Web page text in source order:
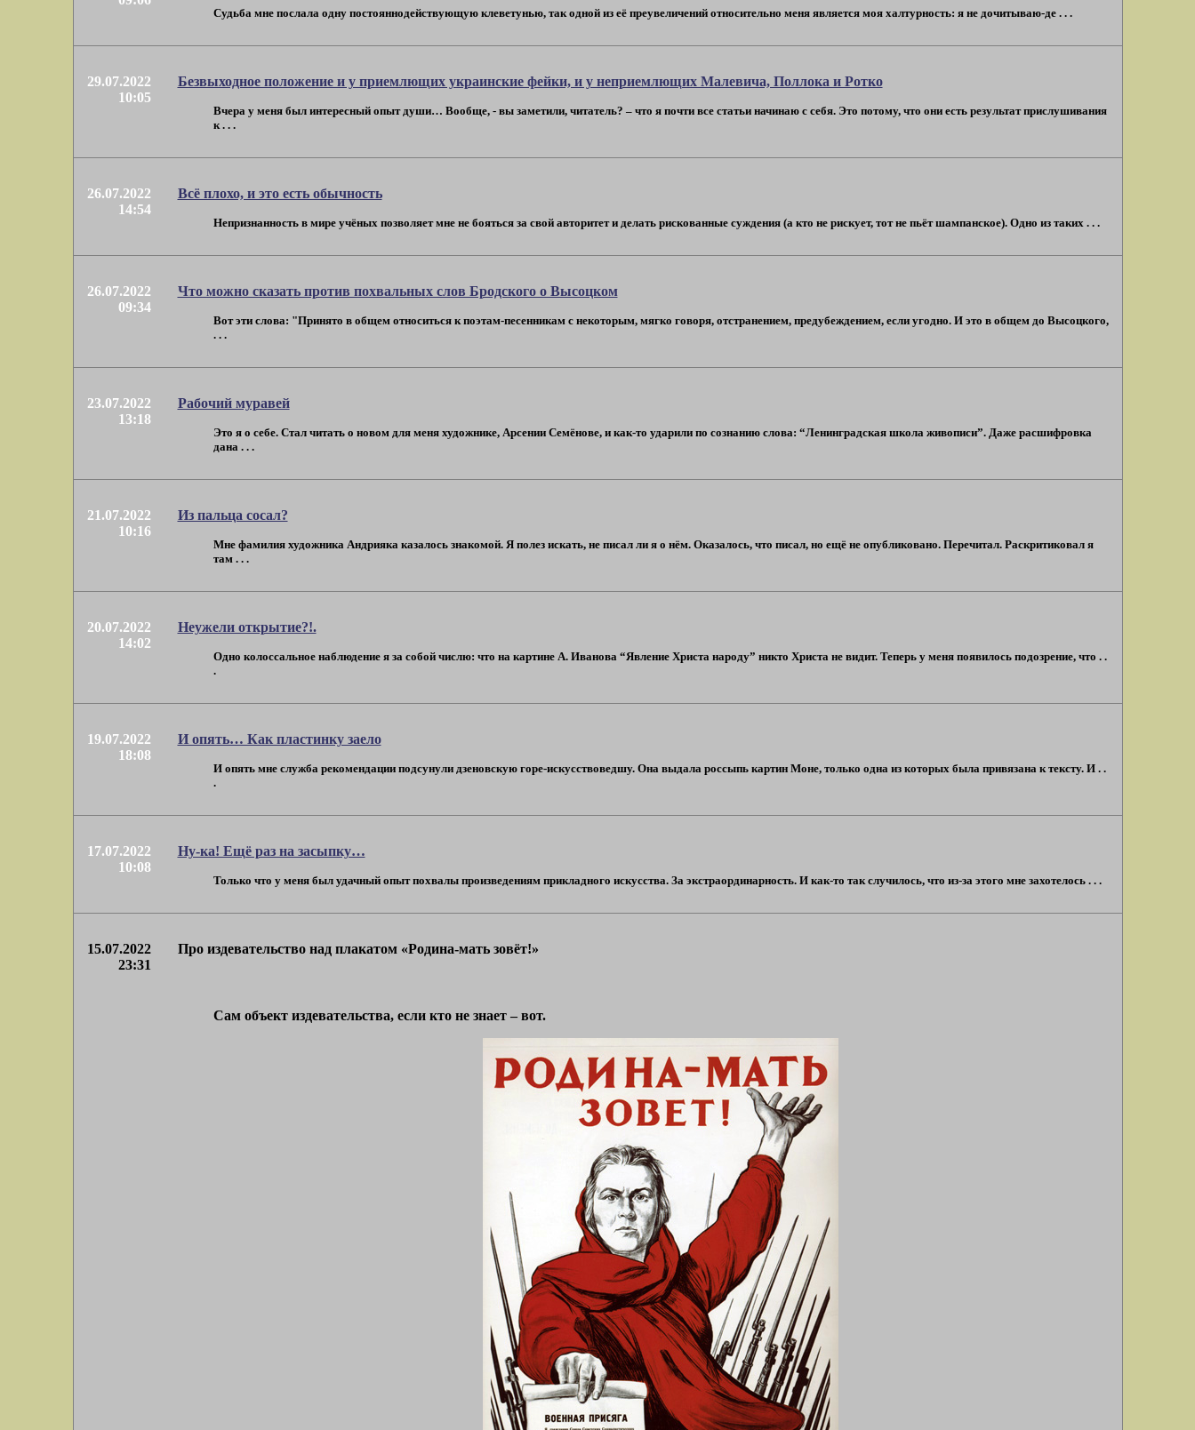
Судьба мне послала одну постояннодействующую клеветунью, так одной из её преувеличений относительно меня является моя халтурность: я не дочитываю-де . . .
29.07.2022
10:05
Безвыходное положение и у приемлющих украинские фейки, и у неприемлющих Малевича, Поллока и Ротко
Вчера у меня был интересный опыт души… Вообще, - вы заметили, читатель? – что я почти все статьи начинаю с себя. Это потому, что они есть результат прислушивания
к . . .
26.07.2022
14:54
Всё плохо, и это есть обычность
Непризнанность в мире учёных позволяет мне не бояться за свой авторитет и делать рискованные суждения (а кто не рискует, тот не пьёт шампанское). Одно из таких . . .
26.07.2022
09:34
Что можно сказать против похвальных слов Бродского о Высоцком
Вот эти слова: "Принято в общем относиться к поэтам-песенникам с некоторым, мягко говоря, отстранением, предубеждением, если угодно. И это в общем до Высоцкого,
. . .
23.07.2022
13:18
Рабочий муравей
Это я о себе. Стал читать о новом для меня художнике, Арсении Семёнове, и как-то ударили по сознанию слова: “Ленинградская школа живописи”. Даже расшифровка
дана . . .
21.07.2022
10:16
Из пальца сосал?
Мне фамилия художника Андрияка казалось знакомой. Я полез искать, не писал ли я о нём. Оказалось, что писал, но ещё не опубликовано. Перечитал. Раскритиковал я
там . . .
20.07.2022
14:02
Неужели открытие?!.
Одно колоссальное наблюдение я за собой числю: что на картине А. Иванова “Явление Христа народу” никто Христа не видит. Теперь у меня появилось подозрение, что . .
.
19.07.2022
18:08
И опять… Как пластинку заело
И опять мне служба рекомендации подсунули дзеновскую горе-искусствоведшу. Она выдала россыпь картин Моне, только одна из которых была привязана к тексту. И . .
.
17.07.2022
10:08
Ну-ка! Ещё раз на засыпку…
Только что у меня был удачный опыт похвалы произведениям прикладного искусства. За экстраординарность. И как-то так случилось, что из-за этого мне захотелось . . .
15.07.2022
23:31
Про издевательство над плакатом «Родина-мать зовёт!»
Сам объект издевательства, если кто не знает – вот.